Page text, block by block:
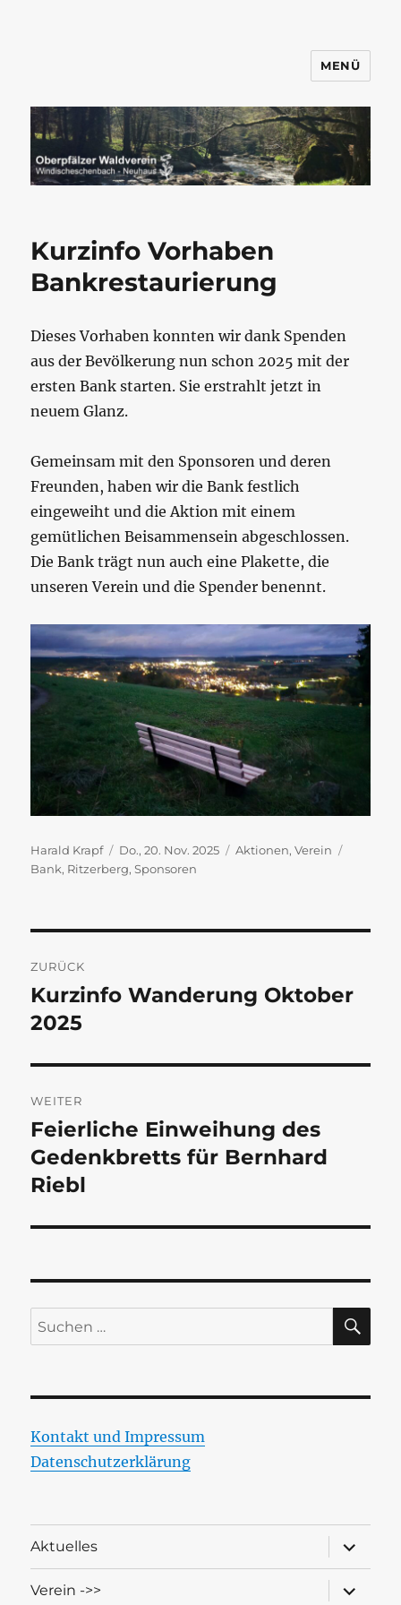
Windischeschenbach-Neuhaus
MENÜ
Kurzinfo Vorhaben
Bankrestaurierung
Dieses Vorhaben konnten wir dank Spenden
aus der Bevölkerung nun schon 2025 mit der
ersten Bank starten. Sie erstrahlt jetzt in
neuem Glanz.
Gemeinsam mit den Sponsoren und deren
Freunden, haben wir die Bank festlich
eingeweiht und die Aktion mit einem
gemütlichen Beisammensein abgeschlossen.
Die Bank trägt nun auch eine Plakette, die
unseren Verein und die Spender benennt.
Autor
Harald Krapf
Veröffentlicht
am
Do., 20. Nov. 2025 Kategorien
Aktionen,Verein
Bank, Ritzerberg,Sponsoren
ZURÜCK
Vorheriger
Beitrag:
Kurzinfo Wanderung Oktober
2025
WEITER
Nächster
Beitrag:
Feierliche Einweihung des
Gedenkbretts für Bernhard
Riebl
Suchen
nach:
Kontakt und Impressum
Datenschutzerklärung
Aktuelles
öffnen
Verein ->>
öffnen